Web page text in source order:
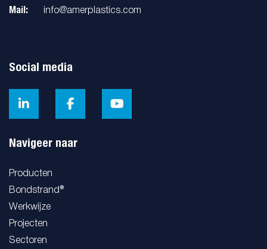
Mail: info@amerplastics.com
Social media
Navigeer naar
Producten
Bondstrand®
Werkwijze
Projecten
Sectoren